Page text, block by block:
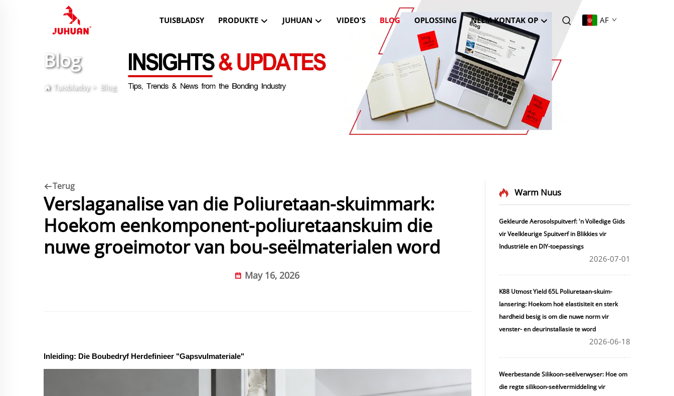
TUISBLADSY PRODUKTE JUHUAN VIDEO'S BLOG OPLOSSING NEEM KONTAK OP AF
Blog
Tuisbladsy> Blog
Terug
Verslaganalise van die Poliuretaan-skuimmark:
Hoekom eenkomponent-poliuretaanskuim die
nuwe groeimotor van bou-seëlmaterialen word
May 16, 2026
Inleiding: Die Boubedryf Herdefinieer "Gapsvulmateriale"
Warm Nuus
Gekleurde Aerosolspuitverf: 'n Volledige Gids
vir Veelkleurige Spuitverf in Blikkies vir
Industriële en DIY-toepassings
2026-07-01
K88 Utmost Yield 65L Poliuretaan-skuim-
lansering: Hoekom hoë elastisiteit en sterk
hardheid besig is om die nuwe norm vir
venster- en deurinstallasie te word
2026-06-18
Weerbestande Silikoon-seëlverwyser: Hoe om
die regte silikoon-seëlvermiddeling vir